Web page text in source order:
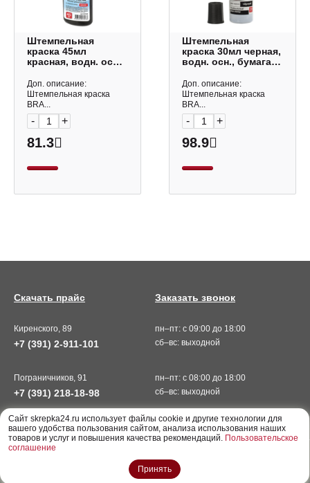
Штемпельная
краска 45мл
красная, водн. осн.,
Brauberg
Доп. описание:
Штемпельная краска
BRA...
- +
81.3
Штемпельная
краска 30мл черная,
водн. осн., бумага
227983 Brauberg
Доп. описание:
Штемпельная краска
BRA...
- +
98.9
Киренского, 89
+7 (391) 2-911-101
пн–пт: с 09:00 до 18:00
сб–вс: выходной
Пограничников, 91
+7 (391) 218-18-98
пн–пт: с 08:00 до 18:00
сб–вс: выходной
Заказать звонок
Скачать прайс
ООО «Скрепка», г. Красноярск © 2026
Cайт skrepka24.ru использует файлы cookie и другие технологии для
вашего удобства пользования сайтом, анализа использования наших
товаров и услуг и повышения качества рекомендаций. Пользовательское
соглашение
Принять